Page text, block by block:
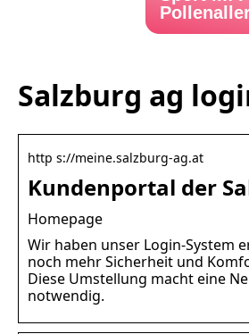
Salzburg ag
http s://meine.salzburg-ag.at
Kundenportal der
Homepage
Wir haben unser Login-System
noch mehr Sicherheit und
Diese Umstellung macht eine
notwendig.